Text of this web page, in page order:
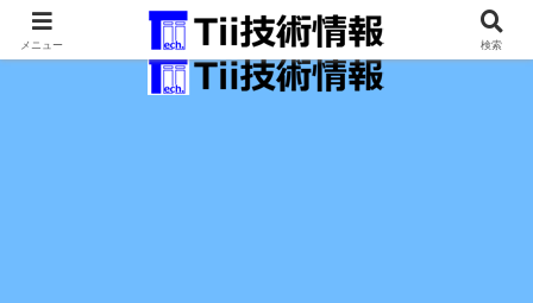
最新の科学技術の情報インフラ。
メニュー 検索